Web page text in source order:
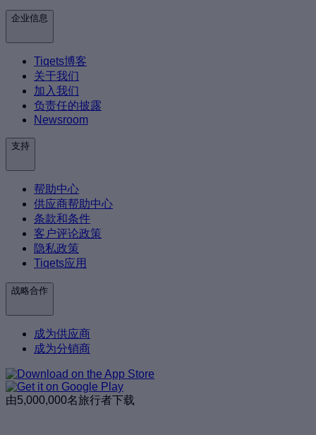
企业信息
Tiqets博客
关于我们
加入我们
负责任的披露
Newsroom
支持
帮助中心
供应商帮助中心
条款和条件
客户评论政策
隐私政策
Tiqets应用
战略合作
成为供应商
成为分销商
由5,000,000名旅行者下载